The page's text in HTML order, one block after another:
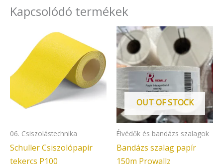
Kapcsolódó termékek
06. Csiszolástechnika
Schuller Csiszolópapír
tekercs P100
OUT OF STOCK
Élvédők és bandázs szalagok
Bandázs szalag papír
150m Prowallz